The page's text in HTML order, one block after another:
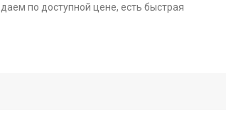
по доступной цене, есть быстрая